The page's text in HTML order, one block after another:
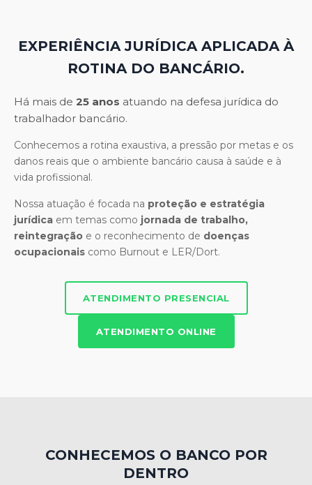
EXPERIÊNCIA JURÍDICA APLICADA À
ROTINA DO BANCÁRIO.
Há mais de 25 anos atuando na defesa jurídica do
trabalhador bancário.
Conhecemos a rotina exaustiva, a pressão por metas e os
danos reais que o ambiente bancário causa à saúde e à
vida profissional.
Nossa atuação é focada na proteção e estratégia
jurídica em temas como jornada de trabalho,
reintegração e o reconhecimento de doenças
ocupacionais como Burnout e LER/Dort.
ATENDIMENTO PRESENCIAL
ATENDIMENTO ONLINE
CONHECEMOS O BANCO POR
DENTRO